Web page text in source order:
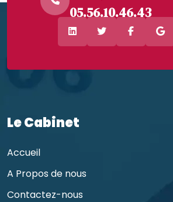
05.56.10.46.43
Le Cabinet
Accueil
A Propos de nous
Contactez-nous